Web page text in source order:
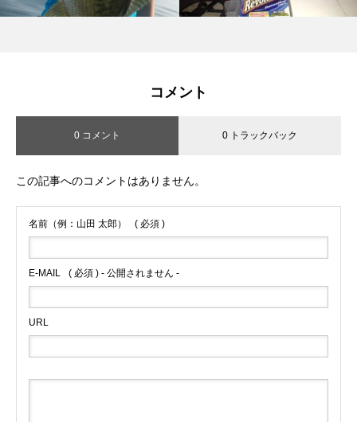
コメント
0 コメント 0 トラックバック
この記事へのコメントはありません。
名前（例：山田 太郎） ( 必須 )
E-MAIL ( 必須 ) - 公開されません -
URL